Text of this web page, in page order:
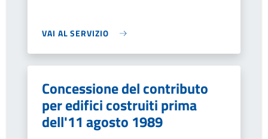
VAI AL SERVIZIO
Concessione del contributo
per edifici costruiti prima
dell'11 agosto 1989